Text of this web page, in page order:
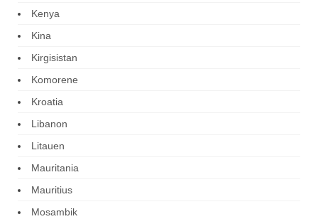
Kenya
Kina
Kirgisistan
Komorene
Kroatia
Libanon
Litauen
Mauritania
Mauritius
Mosambik